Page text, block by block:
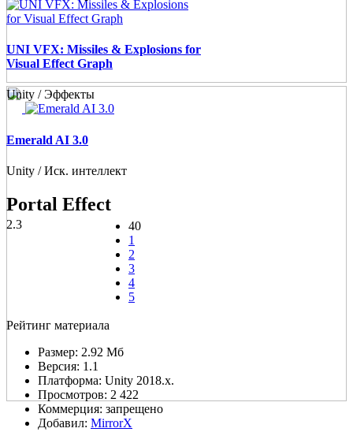
UNI VFX: Missiles & Explosions for
Visual Effect Graph
Unity / Эффекты
Emerald AI 3.0
Unity / Иск. интеллект
Portal Effect
2.3
40
1
2
3
4
5
Рейтинг материала
Размер: 2.92 Мб
Версия: 1.1
Платформа: Unity 2018.x.
Просмотров: 2 422
Коммерция: запрещено
Добавил: MirrorX